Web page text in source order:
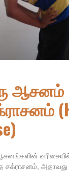
ஆசனம்
சக்ராசனம், அதாவது